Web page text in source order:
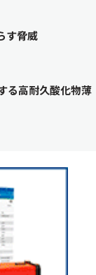
す脅威
る高耐久酸化物薄